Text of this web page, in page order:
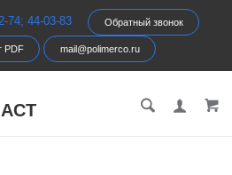
74; 44-03-83 Обратный звонок
PDF mail@polimerco.ru